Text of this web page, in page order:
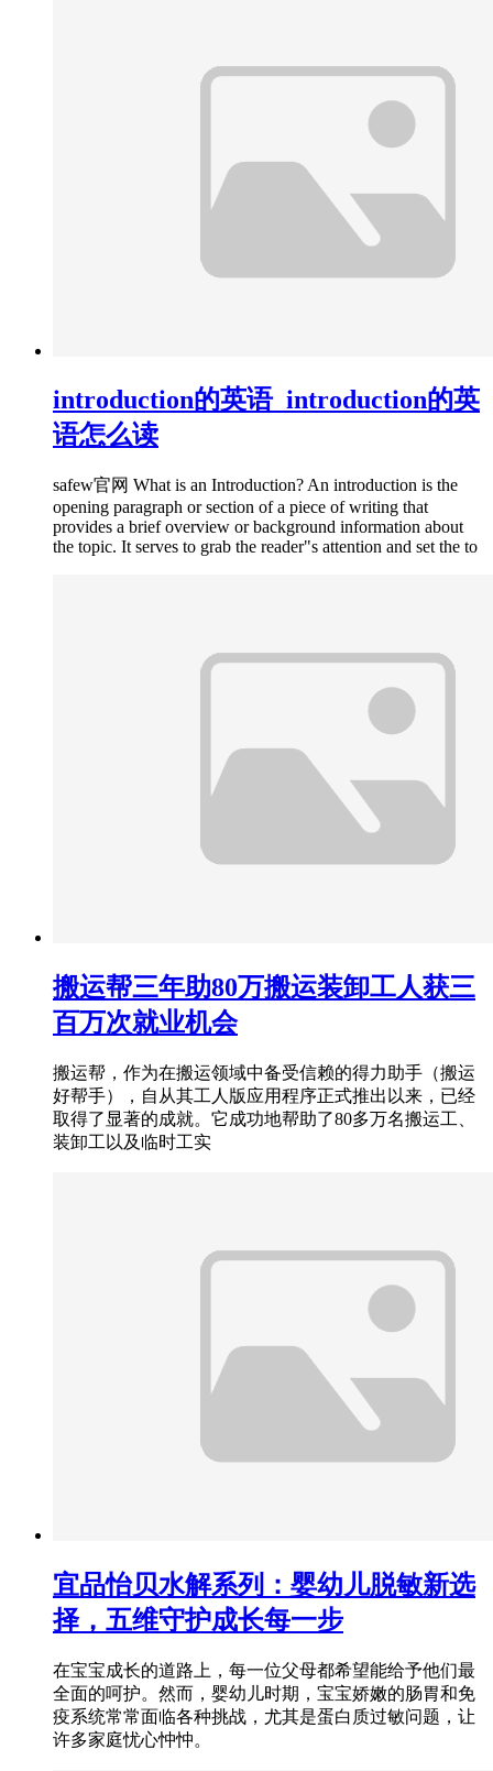
introduction的英语_introduction的英
语怎么读
safew官网 What is an Introduction? An introduction is the
opening paragraph or section of a piece of writing that
provides a brief overview or background information about
the topic. It serves to grab the reader"s attention and set the to
搬运帮三年助80万搬运装卸工人获三
百万次就业机会
搬运帮，作为在搬运领域中备受信赖的得力助手（搬运
好帮手），自从其工人版应用程序正式推出以来，已经
取得了显著的成就。它成功地帮助了80多万名搬运工、
装卸工以及临时工实
宜品怡贝水解系列：婴幼儿脱敏新选
择，五维守护成长每一步
在宝宝成长的道路上，每一位父母都希望能给予他们最
全面的呵护。然而，婴幼儿时期，宝宝娇嫩的肠胃和免
疫系统常常面临各种挑战，尤其是蛋白质过敏问题，让
许多家庭忧心忡忡。